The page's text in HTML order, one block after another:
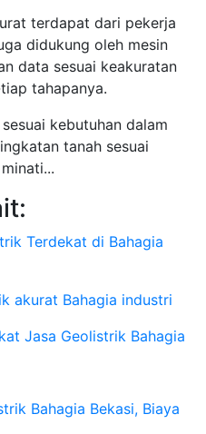
terdapat dari pekerja
didukung oleh mesin
data sesuai keakuratan
tahapanya.
kebutuhan dalam
tanah sesuai
Terdekat di Bahagia
akurat Bahagia industri
Jasa Geolistrik Bahagia
Bahagia Bekasi, Biaya